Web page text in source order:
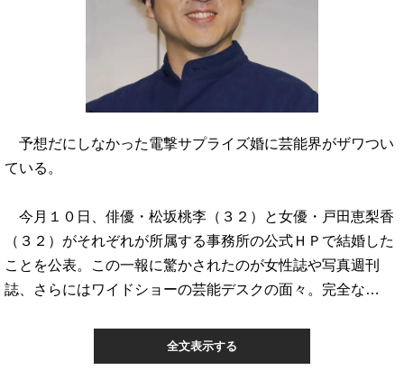
予想だにしなかった電撃サプライズ婚に芸能界がザワつい
ている。
今月１０日、俳優・松坂桃李（３２）と女優・戸田恵梨香
（３２）がそれぞれが所属する事務所の公式ＨＰで結婚した
ことを公表。この一報に驚かされたのが女性誌や写真週刊
誌、さらにはワイドショーの芸能デスクの面々。完全な…
全文表示する